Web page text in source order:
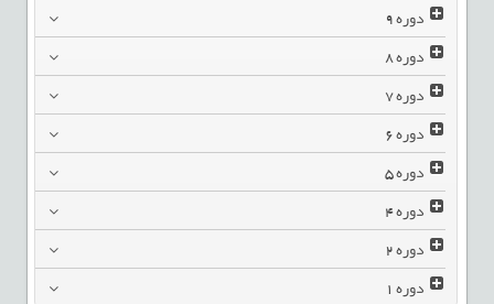
دوره9
دوره8
دوره7
دوره6
دوره5
دوره4
دوره2
دوره1